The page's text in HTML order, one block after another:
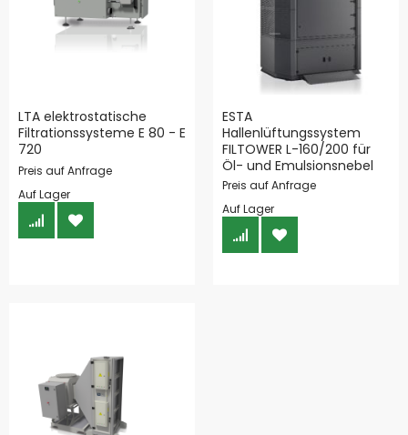
LTA elektrostatische
Filtrationssysteme E 80 - E
720
Preis auf Anfrage
Auf Lager
ESTA
Hallenlüftungssystem
FILTOWER L-160/200 für
Öl- und Emulsionsnebel
Preis auf Anfrage
Auf Lager